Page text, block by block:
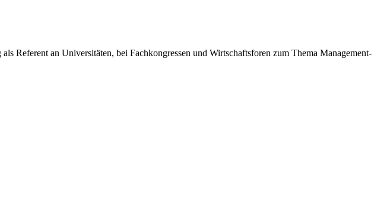
Referent an Universitäten, bei Fachkongressen und Wirtschaftsforen zum Thema Management-